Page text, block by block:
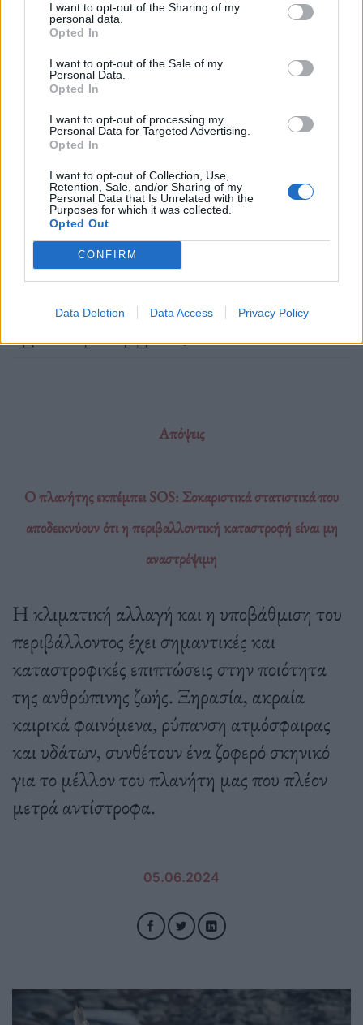
I want to opt-out of the Sharing of my
personal data.
Opted In
I want to opt-out of the Sale of my
Personal Data.
Opted In
I want to opt-out of processing my
Personal Data for Targeted Advertising.
Opted In
I want to opt-out of Collection, Use,
Retention, Sale, and/or Sharing of my
Personal Data that Is Unrelated with the
Purposes for which it was collected.
Opted Out
CONFIRM
Data Deletion Data Access Privacy Policy
γυρίσματα του "Midsommar". | Φωτ.: Gabor Kotschy / A24
Το καινοτόμο εργαλείο αξιολόγησης Climate
Reality Check απέδειξε ότι η κλιματική αλλαγή δεν
αποτελεί σημαντικό θέμα για τον κινηματογράφο,
ακόμη κι αν ο κόσμος στηρίζει έμπρακτα τις ταινίες
Διαβάστε περισσότερα
κινηματογράφου,Κλιματική Αλλαγή,Κλιματική Κρίση ,Περιβάλλον
περιβαλλοντική καταστροφή,Ταινίες
Απόψεις
Ο πλανήτης εκπέμπει SOS: Σοκαριστικά στατιστικά που
αποδεικνύουν ότι η περιβαλλοντική καταστροφή είναι μη
αναστρέψιμη
Η κλιματική αλλαγή και η υποβάθμιση του
περιβάλλοντος έχει σημαντικές και
καταστροφικές επιπτώσεις στην ποιότητα
της ανθρώπινης ζωής. Ξηρασία, ακραία
καιρικά φαινόμενα, ρύπανση ατμόσφαιρας
και υδάτων, συνθέτουν ένα ζοφερό σκηνικό
για το μέλλον του πλανήτη μας που πλέον
μετρά αντίστροφα.
05.06.2024